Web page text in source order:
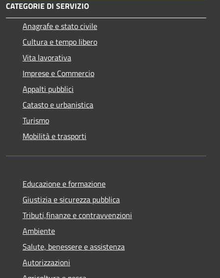
CATEGORIE DI SERVIZIO
Anagrafe e stato civile
Cultura e tempo libero
Vita lavorativa
Imprese e Commercio
Appalti pubblici
Catasto e urbanistica
Turismo
Mobilità e trasporti
Educazione e formazione
Giustizia e sicurezza pubblica
Tributi,finanze e contravvenzioni
Ambiente
Salute, benessere e assistenza
Autorizzazioni